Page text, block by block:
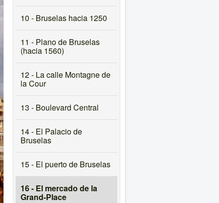
10 - Bruselas hacia 1250
11 - Plano de Bruselas
(hacia 1560)
12 - La calle Montagne de
la Cour
13 - Boulevard Central
14 - El Palacio de
Bruselas
15 - El puerto de Bruselas
16 - El mercado de la
Grand-Place